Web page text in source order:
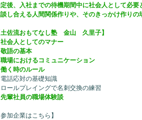
後、入社までの待機期間中に社会人として必
し合える人間関係作りや、そのきっかけ作りの
土佐流おもてなし塾 金山 久里子】
社会人としてのマナー
敬語の基本
職場におけるコミュニケーション
働く時のルール
電話応対の基礎知識
ロールプレイングで名刺交換の練習
先輩社員の職場体験談
参加企業はこちら 】